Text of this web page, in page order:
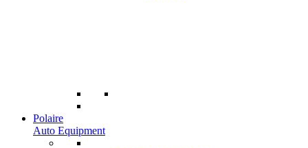
Polaire
Auto Equipment